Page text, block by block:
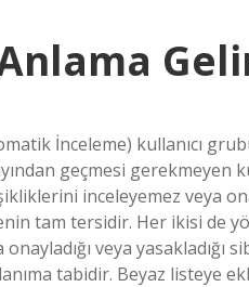
İnceleme) kullanıcı
geçmesi gerekmeyen
inceleyemez veya
tam tersidir. Her ikisi de
veya
tabidir. Beyaz listeye